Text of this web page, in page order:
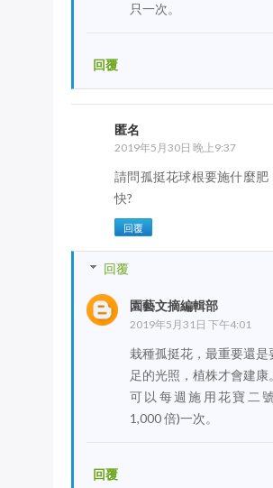
只一次。
回覆
匿名
2019年5月30日 晚上9:37
請問孤挺花球根要施什麼肥
快?
回覆
回覆
園藝文摘編輯部
2019年5月31日 下午4:01
栽種孤挺花，最重要還是
足的光照，植株才會建康
可以每週施用花寶二
1,000 倍)一次。
回覆